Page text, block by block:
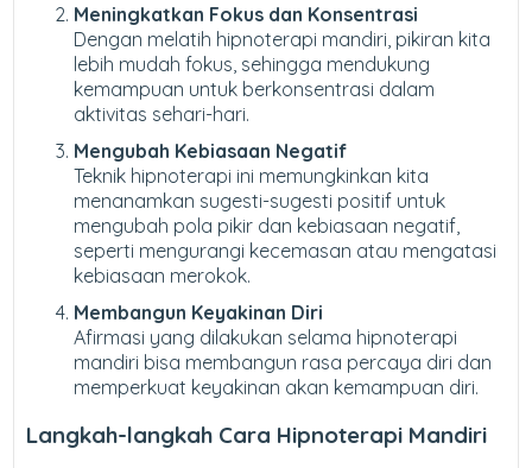
Meningkatkan Fokus dan Konsentrasi
Dengan melatih hipnoterapi mandiri, pikiran kita
lebih mudah fokus, sehingga mendukung
kemampuan untuk berkonsentrasi dalam
aktivitas sehari-hari.
Mengubah Kebiasaan Negatif
Teknik hipnoterapi ini memungkinkan kita
menanamkan sugesti-sugesti positif untuk
mengubah pola pikir dan kebiasaan negatif,
seperti mengurangi kecemasan atau mengatasi
kebiasaan merokok.
Membangun Keyakinan Diri
Afirmasi yang dilakukan selama hipnoterapi
mandiri bisa membangun rasa percaya diri dan
memperkuat keyakinan akan kemampuan diri.
Langkah-langkah Cara Hipnoterapi Mandiri